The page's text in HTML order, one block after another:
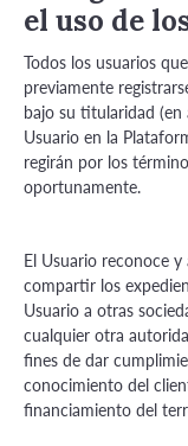
el uso de
Todos los usuarios
previamente
bajo su titularidad (en
Usuario en la
regirán por los
oportunamente.
El Usuario reconoce
compartir los
Usuario a otras
cualquier otra
fines de dar
conocimiento del
financiamiento del